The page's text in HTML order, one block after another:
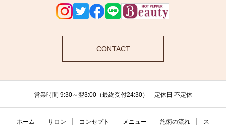
CONTACT
営業時間 9:30～翌3:00（最終受付24:30） 定休日 不定休
ホーム サロン コンセプト メニュー 施術の流れ ス